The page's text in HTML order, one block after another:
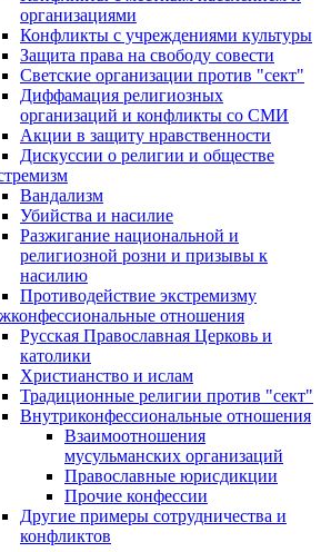
организациями
Конфликты с учреждениями культуры
Защита права на свободу совести
Светские организации против "сект"
Диффамация религиозных
организаций и конфликты со СМИ
Акции в защиту нравственности
Дискуссии о религии и обществе
Вандализм
Убийства и насилие
Разжигание национальной и
религиозной розни и призывы к
насилию
Противодействие экстремизму
отношения
Русская Православная Церковь и
католики
Христианство и ислам
Традиционные религии против "сект"
Внутриконфессиональные отношения
Взаимоотношения
мусульманских организаций
Православные юрисдикции
Прочие конфессии
Другие примеры сотрудничества и
конфликтов